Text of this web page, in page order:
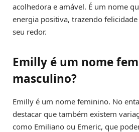
acolhedora e amável. É um nome
energia positiva, trazendo
seu redor.
Emilly é um nome
masculino?
Emilly é um nome feminino. No
destacar que também existem
como Emiliano ou Emeric, que